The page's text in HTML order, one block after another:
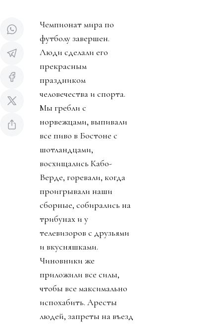
Чемпионат мира по
футболу завершен.
Люди сделали его
прекрасным
праздником
человечества и спорта.
Мы гребли с
норвежцами, выпивали
все пиво в Бостоне с
шотландцами,
восхищались Кабо-
Верде, горевали, когда
проигрывали наши
сборные, собирались на
трибунах и у
телевизоров с друзьями
и вкусняшками.
Чиновники же
приложили все силы,
чтобы все максимально
испохабить. Аресты
людей, запреты на въезд